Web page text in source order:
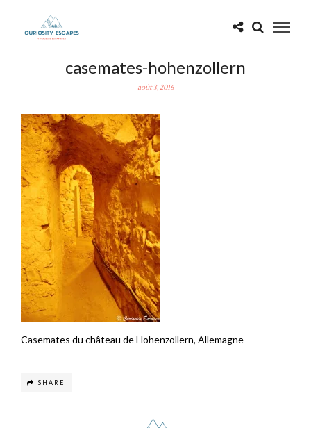
casemates-hohenzollern
août 3, 2016
Casemates du château de Hohenzollern, Allemagne
SHARE